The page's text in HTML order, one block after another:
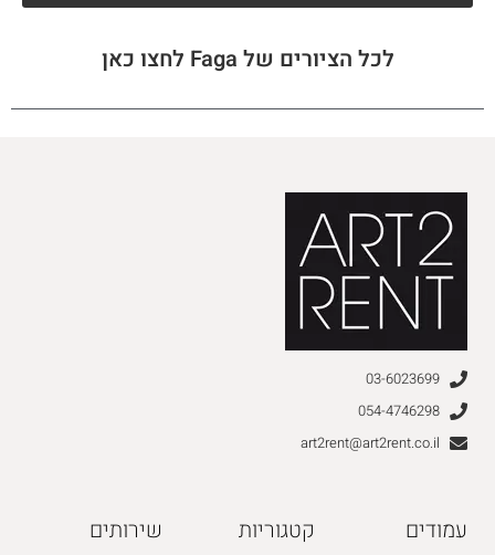
לכל הציורים של Faga לחצו כאן
03-6023699
054-4746298
art2rent@art2rent.co.il
עמודים קטגוריות שירותים